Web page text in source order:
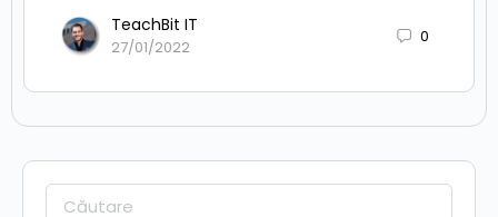
TeachBit IT
27/01/2022
0
Caută: